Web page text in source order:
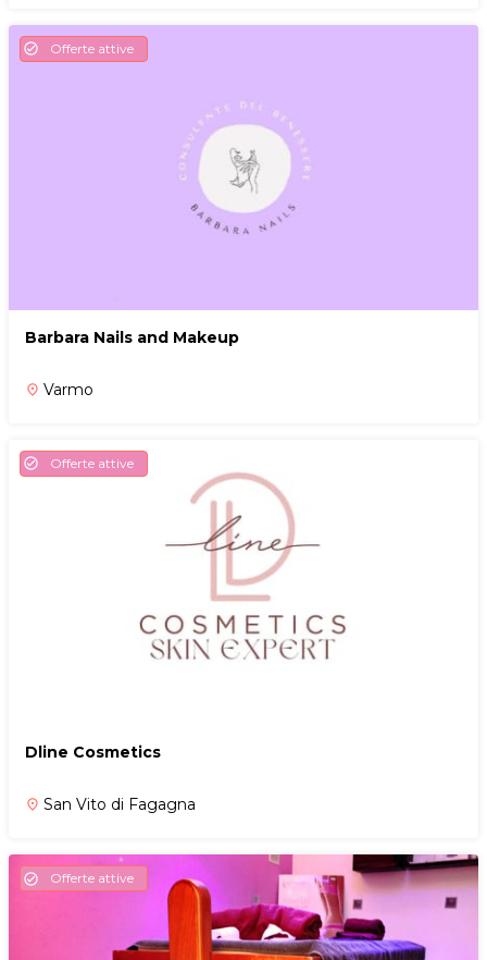
check_circle Offerte attive
Barbara Nails and Makeup
place Varmo
check_circle Offerte attive
Dline Cosmetics
place San Vito di Fagagna
check_circle Offerte attive